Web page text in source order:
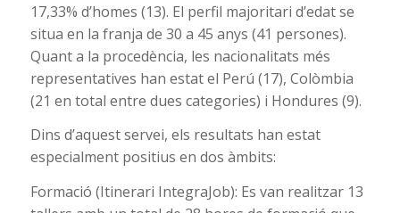
17,33% d’homes (13). El perfil majoritari d’edat se
situa en la franja de 30 a 45 anys (41 persones).
Quant a la procedència, les nacionalitats més
representatives han estat el Perú (17), Colòmbia
(21 en total entre dues categories) i Hondures (9).
Dins d’aquest servei, els resultats han estat
especialment positius en dos àmbits:
Formació (Itinerari IntegraJob): Es van realitzar 13